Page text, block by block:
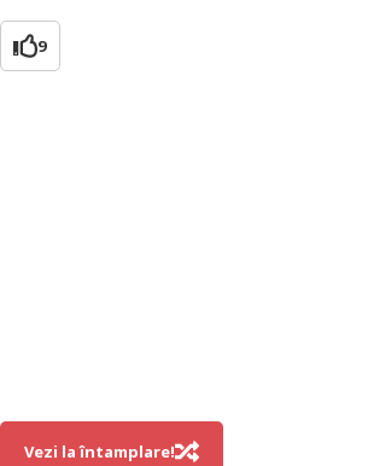
9
Vezi la întamplare!